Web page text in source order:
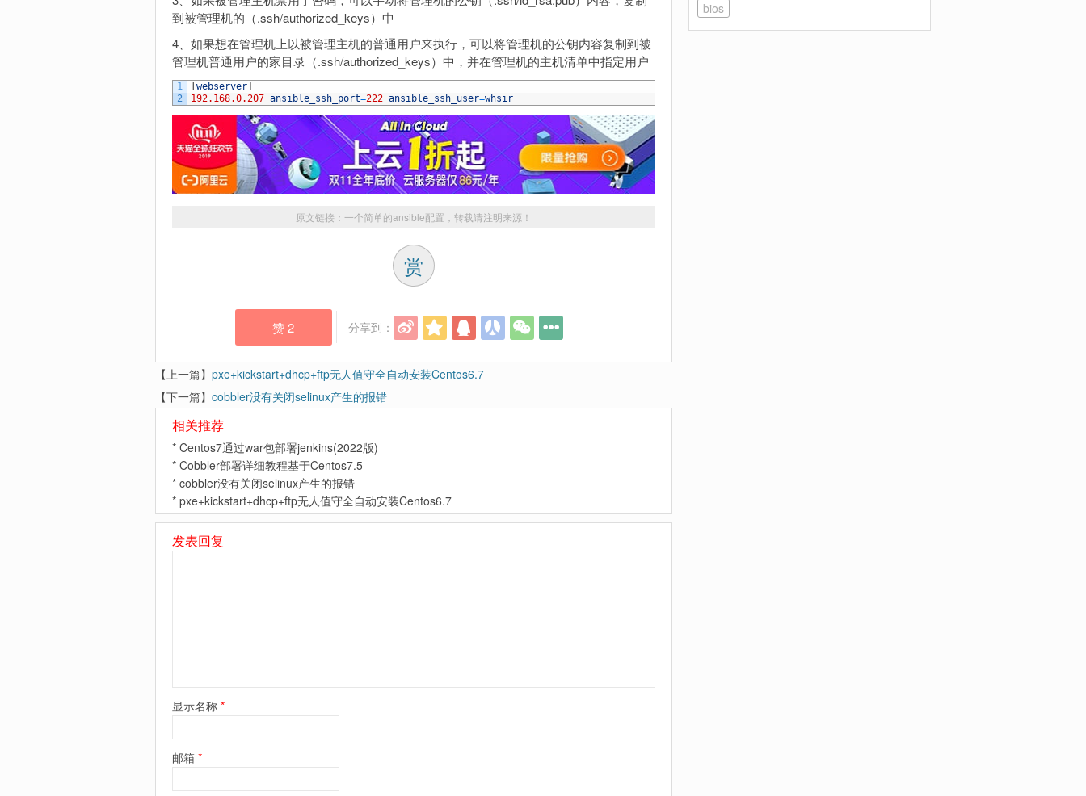
到被管理机的（.ssh/authorized_keys）中
4、如果想在管理机上以被管理主机的普通用户来执行，可以将管理机的公钥内容复制到被
管理机普通用户的家目录（.ssh/authorized_keys）中，并在管理机的主机清单中指定用户
1
2
webserver
192.168.0.207 ansible_ssh_port=222 ansible_ssh_user=whsir
原文链接： 一个简单的ansible配置 ，转载请注明来源！
赏
赞2 分享到：
【上一篇】 pxe+kickstart+dhcp+ftp无人值守全自动安装Centos6.7
【下一篇】 cobbler没有关闭selinux产生的报错
相关推荐
* Centos7通过war包部署jenkins(2022版)
* Cobbler部署详细教程基于Centos7.5
* cobbler没有关闭selinux产生的报错
* pxe+kickstart+dhcp+ftp无人值守全自动安装Centos6.7
发表回复
显示名称 *
邮箱 *
bios